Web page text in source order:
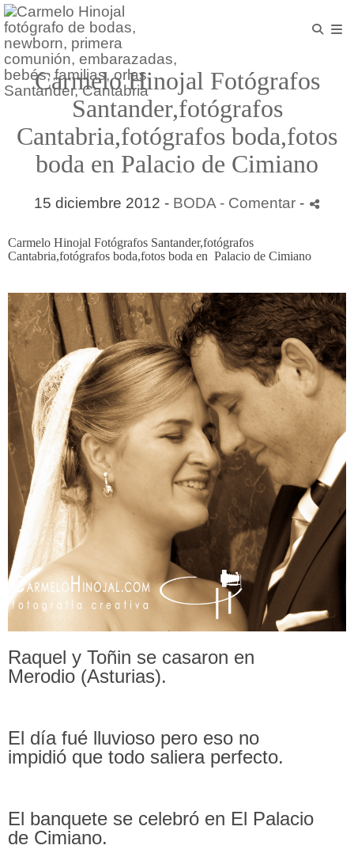
Carmelo Hinojal Fotógrafos
Santander,fotógrafos
Cantabria,fotógrafos boda,fotos
boda en Palacio de Cimiano
15 diciembre 2012 - BODA - Comentar -
Carmelo Hinojal Fotógrafos Santander,fotógrafos
Cantabria,fotógrafos boda,fotos boda en Palacio de Cimiano
Raquel y Toñin se casaron en
Merodio (Asturias).
El día fué lluvioso pero eso no
impidió que todo saliera perfecto.
El banquete se celebró en El Palacio
de Cimiano.